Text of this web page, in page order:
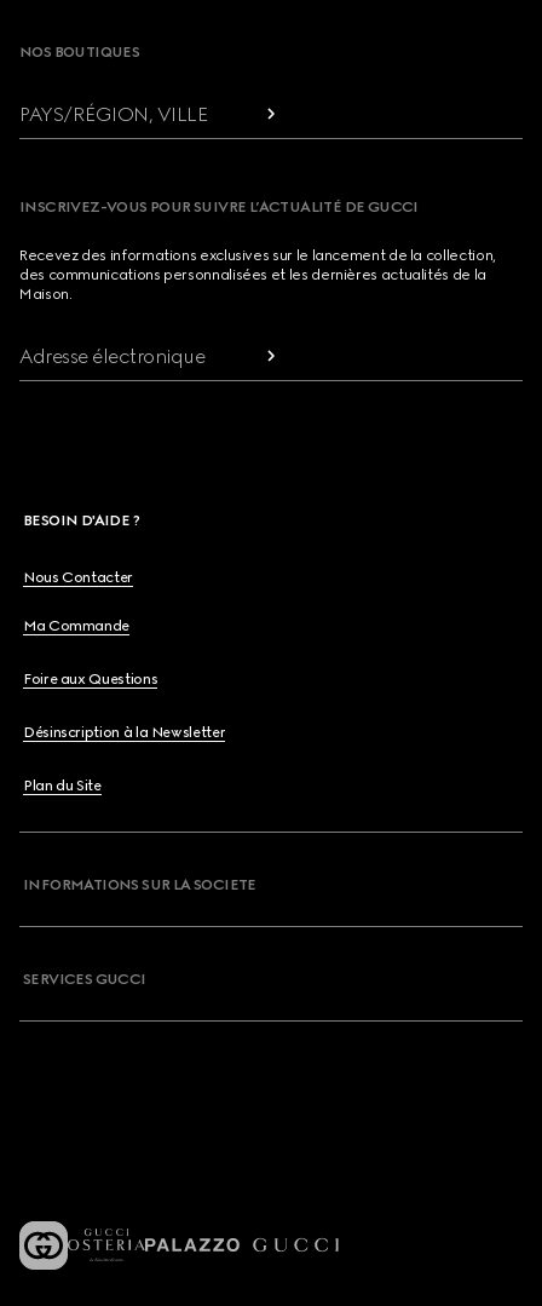
NOS BOUTIQUES
PAYS/RÉGION, VILLE
INSCRIVEZ-VOUS POUR SUIVRE L’ACTUALITÉ DE GUCCI
Recevez des informations exclusives sur le lancement de la collection,
des communications personnalisées et les dernières actualités de la
Maison.
Adresse électronique
BESOIN D'AIDE ?
Nous Contacter
Ma Commande
Foire aux Questions
Désinscription à la Newsletter
Plan du Site
INFORMATIONS SUR LA SOCIETE
SERVICES GUCCI